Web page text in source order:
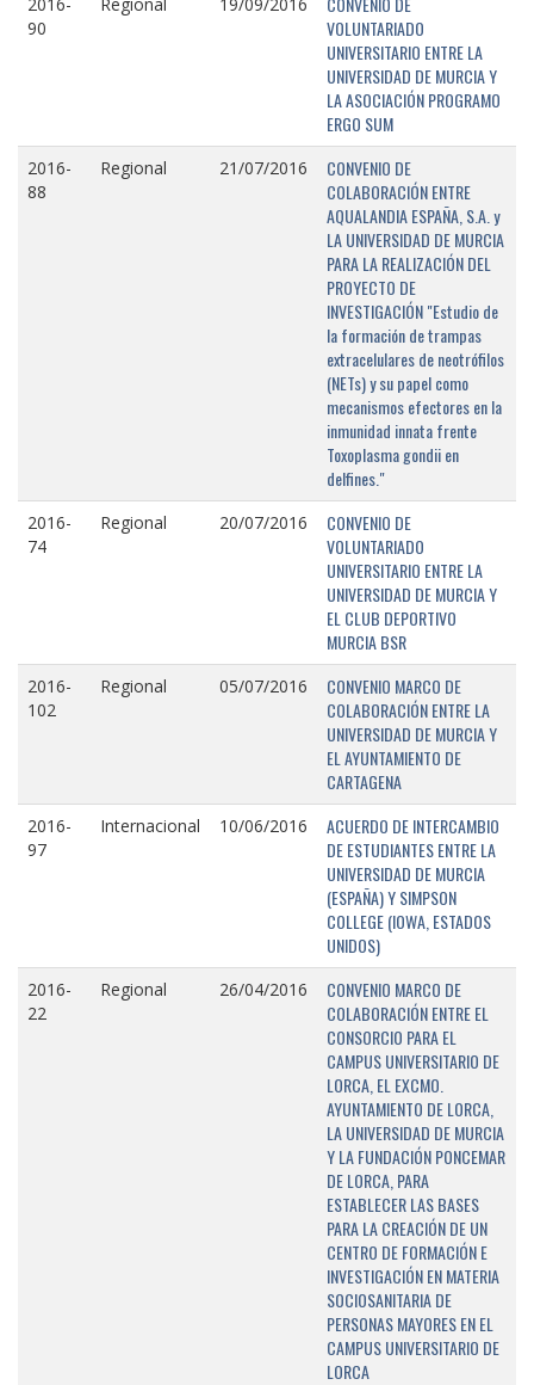
90
VOLUNTARIADO
UNIVERSITARIO ENTRE LA
UNIVERSIDAD DE MURCIA Y
LA ASOCIACIÓN PROGRAMO
ERGO SUM
2016-
88
Regional 21/07/2016
CONVENIO DE
COLABORACIÓN ENTRE
AQUALANDIA ESPAÑA, S.A. y
LA UNIVERSIDAD DE MURCIA
PARA LA REALIZACIÓN DEL
PROYECTO DE
INVESTIGACIÓN "Estudio de
la formación de trampas
extracelulares de neotrófilos
(NETs) y su papel como
mecanismos efectores en la
inmunidad innata frente
Toxoplasma gondii en
delfines."
2016-
74
Regional 20/07/2016
CONVENIO DE
VOLUNTARIADO
UNIVERSITARIO ENTRE LA
UNIVERSIDAD DE MURCIA Y
EL CLUB DEPORTIVO
MURCIA BSR
2016-
102
Regional 05/07/2016
CONVENIO MARCO DE
COLABORACIÓN ENTRE LA
UNIVERSIDAD DE MURCIA Y
EL AYUNTAMIENTO DE
CARTAGENA
2016-
97
Internacional 10/06/2016
ACUERDO DE INTERCAMBIO
DE ESTUDIANTES ENTRE LA
UNIVERSIDAD DE MURCIA
(ESPAÑA) Y SIMPSON
COLLEGE (IOWA, ESTADOS
UNIDOS)
2016-
22
Regional 26/04/2016
CONVENIO MARCO DE
COLABORACIÓN ENTRE EL
CONSORCIO PARA EL
CAMPUS UNIVERSITARIO DE
LORCA, EL EXCMO.
AYUNTAMIENTO DE LORCA,
LA UNIVERSIDAD DE MURCIA
Y LA FUNDACIÓN PONCEMAR
DE LORCA, PARA
ESTABLECER LAS BASES
PARA LA CREACIÓN DE UN
CENTRO DE FORMACIÓN E
INVESTIGACIÓN EN MATERIA
SOCIOSANITARIA DE
PERSONAS MAYORES EN EL
CAMPUS UNIVERSITARIO DE
LORCA